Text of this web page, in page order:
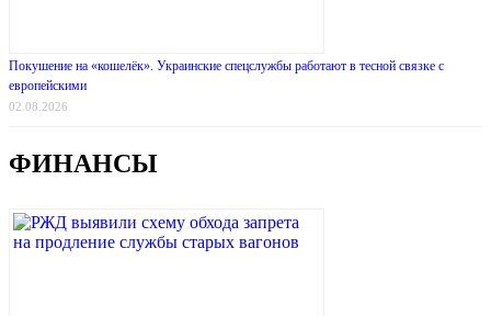
Покушение на «кошелёк». Украинские спецслужбы работают в тесной связке с
европейскими
02.08.2026
ФИНАНСЫ